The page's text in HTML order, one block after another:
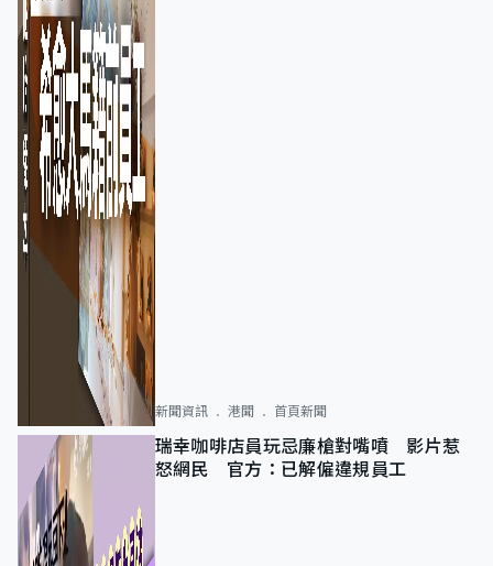
新聞資訊 港聞 首頁新聞
瑞幸咖啡店員玩忌廉槍對嘴噴 影片惹
怒網民 官方：已解僱違規員工